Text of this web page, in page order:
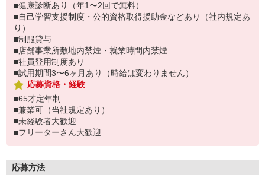
■健康診断あり（年1〜2回で無料）
■自己学習支援制度・公的資格取得援助金などあり（社内規定あ
り）
■制服貸与
■店舗事業所敷地内禁煙・就業時間内禁煙
■社員登用制度あり
■試用期間3〜6ヶ月あり（時給は変わりません）
応募資格・経験
■65才定年制
■兼業可（当社規定あり）
■未経験者大歓迎
■フリーターさん大歓迎
応募方法